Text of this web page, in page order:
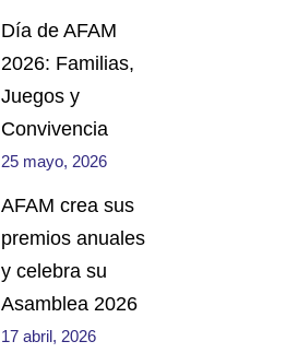
Día de AFAM
2026: Familias,
Juegos y
Convivencia
25 mayo, 2026
AFAM crea sus
premios anuales
y celebra su
Asamblea 2026
17 abril, 2026